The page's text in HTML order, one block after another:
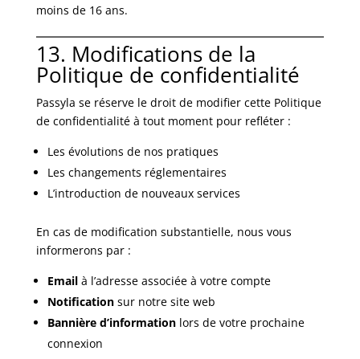
moins de 16 ans.
13. Modifications de la
Politique de confidentialité
Passyla se réserve le droit de modifier cette Politique
de confidentialité à tout moment pour refléter :
Les évolutions de nos pratiques
Les changements réglementaires
L’introduction de nouveaux services
En cas de modification substantielle, nous vous
informerons par :
Emailà l’adresse associée à votre compte
Notificationsur notre site web
Bannière d’informationlors de votre prochaine
connexion